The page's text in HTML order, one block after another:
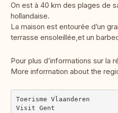
On est à 40 km des plages de
hollandaise.
La maison est entourée d’un
terrasse ensoleillée,et un
Pour plus d’informations sur la
More information about the
Toerisme Vlaanderen